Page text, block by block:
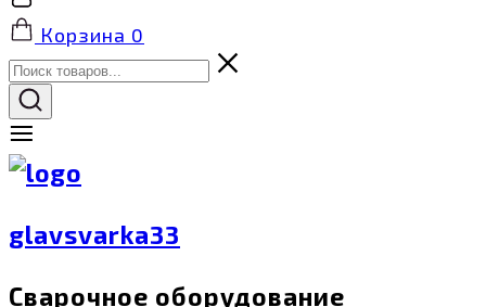
Корзина 0
glavsvarka33
Сварочное оборудование